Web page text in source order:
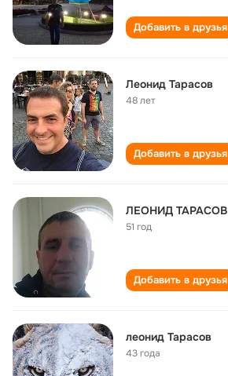
Добавить в друзья
Леонид Тарасов
48 лет
Добавить в друзья
ЛЕОНИД ТАРАСОВ
51 год
Добавить в друзья
леонид Тарасов
43 года